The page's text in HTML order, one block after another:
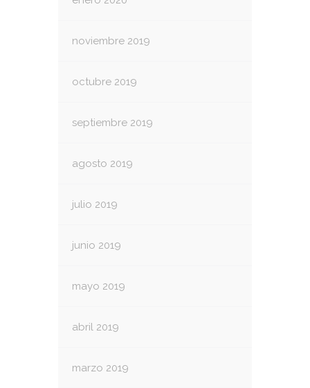
noviembre 2019
octubre 2019
septiembre 2019
agosto 2019
julio 2019
junio 2019
mayo 2019
abril 2019
marzo 2019